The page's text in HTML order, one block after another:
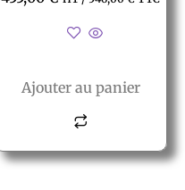
Ajouter au panier